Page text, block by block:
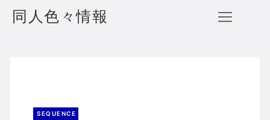
同人色々情報
SEQUENCE